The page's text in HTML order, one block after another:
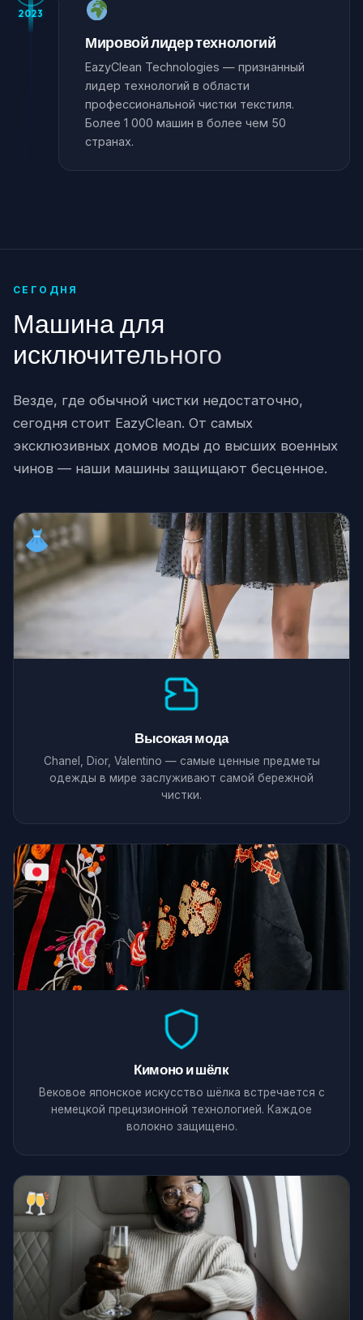
2023
Мировой лидер технологий
EazyClean Technologies — признанный
лидер технологий в области
профессиональной чистки текстиля.
Более 1 000 машин в более чем 50
странах.
СЕГОДНЯ
Машина для
исключительного
Везде, где обычной чистки недостаточно,
сегодня стоит EazyClean. От самых
эксклюзивных домов моды до высших военных
чинов — наши машины защищают бесценное.
Высокая мода
Chanel, Dior, Valentino — самые ценные предметы
одежды в мире заслуживают самой бережной
чистки.
Кимоно и шёлк
Вековое японское искусство шёлка встречается с
немецкой прецизионной технологией. Каждое
волокно защищено.